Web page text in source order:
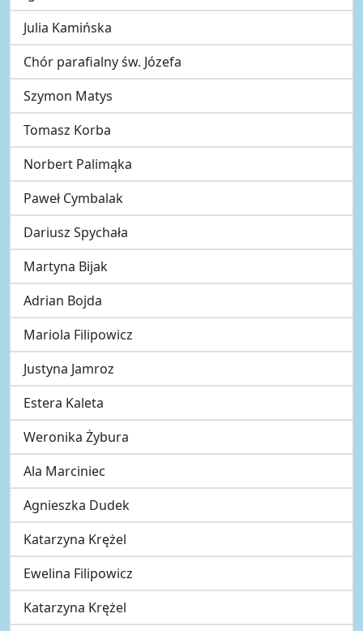
Julia Kamińska
Chór parafialny św. Józefa
Szymon Matys
Tomasz Korba
Norbert Palimąka
Paweł Cymbalak
Dariusz Spychała
Martyna Bijak
Adrian Bojda
Mariola Filipowicz
Justyna Jamroz
Estera Kaleta
Weronika Żybura
Ala Marciniec
Agnieszka Dudek
Katarzyna Krężel
Ewelina Filipowicz
Katarzyna Krężel